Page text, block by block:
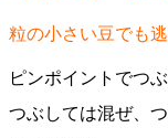
粒の小さい豆でも
ピンポイントでつ
つぶしては混ぜ、